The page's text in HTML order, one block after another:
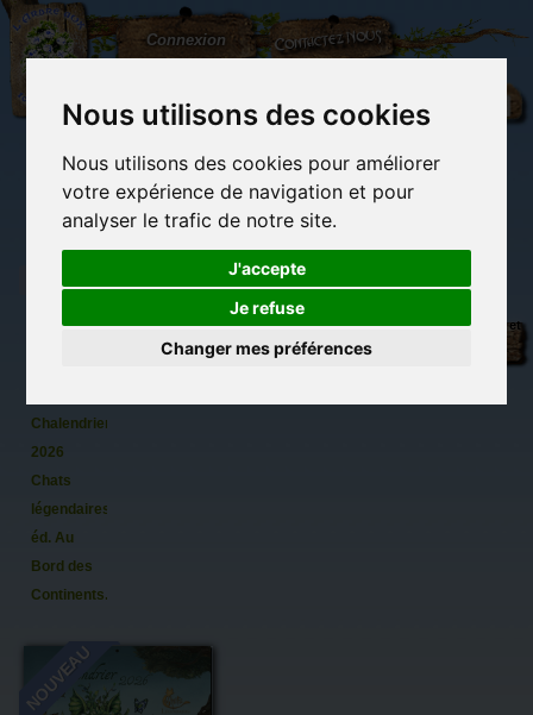
Nous utilisons des cookies
Nous utilisons des cookies pour améliorer
votre expérience de navigation et pour
analyser le trafic de notre site.
J'accepte
Je refuse
Changer mes préférences
L'Arbre
aux
100.000
Connexion Contactez-nous
(vide)
Librairie des
Carterie
originale
Activités
détente et jeux
Objets déco et
Chalendrier
2026
Chats
légendaires,
éd. Au
Bord des
Continents...
NOUVEAU